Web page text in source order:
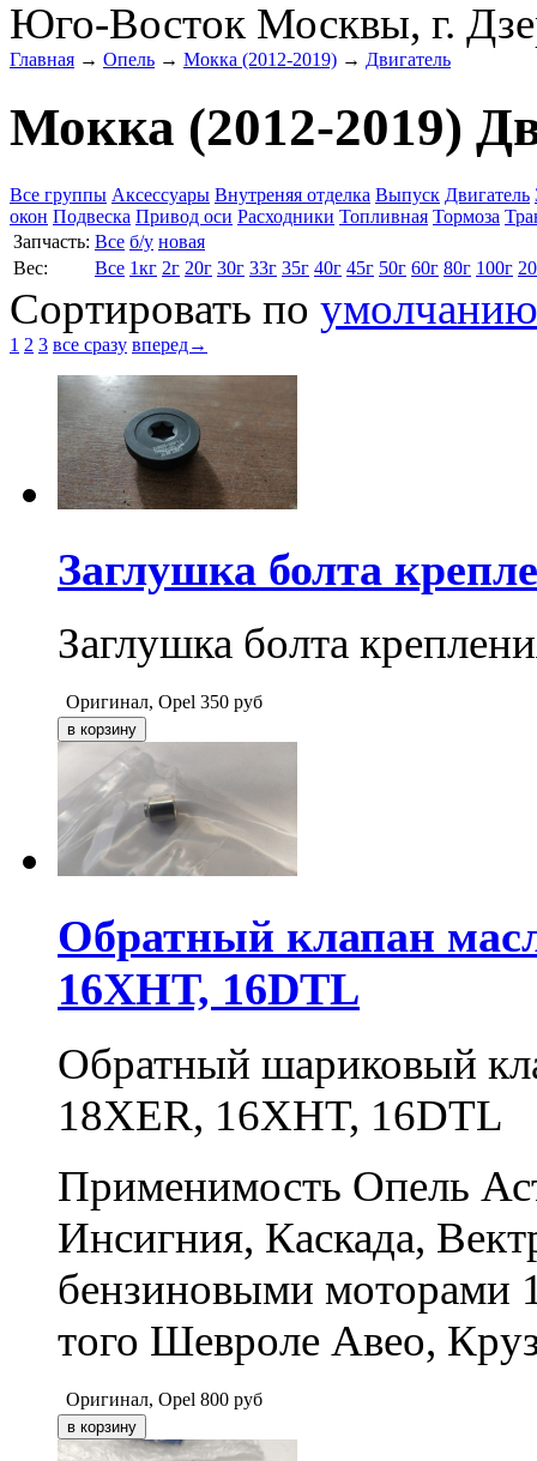
Юго-Восток Москвы, г.
Главная → Опель → Мокка (2012-2019) → Двигатель
Мокка (2012-2019)
Все группы Аксессуары Внутреняя отделка Выпуск Двигатель
окон Подвеска Привод оси Расходники Топливная Тормоза
Запчасть: Все б/у новая
Вес:
Все 1кг 2г 20г 30г 33г 35г 40г 45г 50г 60г 80г 100г
Сортировать по умолчанию
1 2 3 все сразу вперед→
Заглушка болта
Заглушка болта
Оригинал, Opel 350 руб
Обратный клапан
16XHT, 16DTL
Обратный шариковый
18XER, 16XHT, 16DTL
Применимость Опель
Инсигния, Каскада,
бензиновыми моторами
того Шевроле Авео,
Оригинал, Opel 800 руб